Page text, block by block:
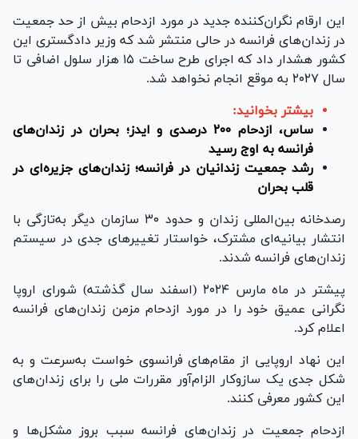
این ارقام نگران‌کننده جدید در مورد ازدحام بیش از حد جمعیت
در زندان‌های فرانسه در حالی منتشر شد که وزیر دادگستری این
کشور هشدار داد که اجرای طرح ساخت ۱۵ هزار سلول اضافی تا
سال ۲۰۲۷ به موقع انجام نخواهد شد.
بیشتر بخوانید:
ساس، ازدحام ۲۰۰ درصدی و ایدز؛ بحران در زندان‌های
فرانسه به اوج رسید
رشد جمعیت زندانیان در فرانسه؛ زندان‌های جزیره‌ای در
قلب بحران
رصدخانه بین‌المللی زندان و حدود ۳۰ سازمان دیگر به‌تازگی با
انتشار بیانیه‌ای مشترک، خواستار تغییر‌های جدی در سیستم
زندان‌های فرانسه شدند.
پیشتر در ماه مارس ۲۰۲۴ (اسفند سال گذشته) شورای اروپا
نگرانی عمیق خود را در مورد ازدحام مزمن زندان‌های فرانسه
اعلام کرد.
این نهاد اروپایی از مقام‌های فرانسوی خواست به‌سرعت و به
شکل جدی یک سازوکار الزام‌آور مقررات ملی را برای زندان‌های
این کشور معرفی کنند.
ازدحام جمعیت در زندان‌های فرانسه سبب بروز مشکل‌ها و